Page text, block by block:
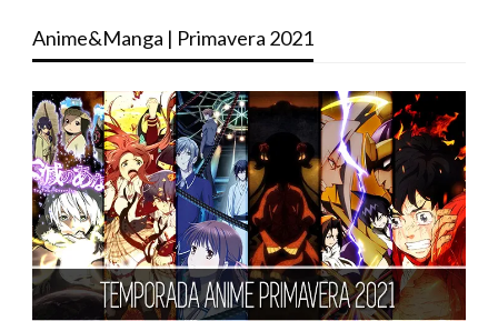
Anime&Manga | Primavera 2021